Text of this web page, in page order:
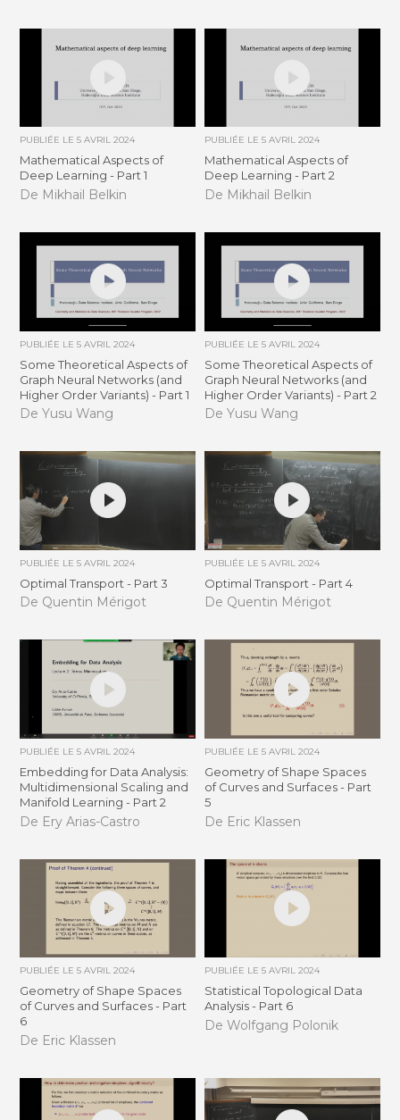
PUBLIÉE LE5 AVRIL 2024
Mathematical Aspects of
Deep Learning - Part 1
De Mikhail Belkin
PUBLIÉE LE 5 AVRIL 2024
Mathematical Aspects of
Deep Learning - Part 2
De Mikhail Belkin
PUBLIÉE LE5 AVRIL 2024
Some Theoretical Aspects of
Graph Neural Networks (and
Higher Order Variants) - Part 1
De Yusu Wang
PUBLIÉE LE 5 AVRIL 2024
Some Theoretical Aspects of
Graph Neural Networks (and
Higher Order Variants) - Part 2
De Yusu Wang
PUBLIÉE LE5 AVRIL 2024
Optimal Transport - Part 3
De Quentin Mérigot
PUBLIÉE LE 5 AVRIL 2024
Optimal Transport - Part 4
De Quentin Mérigot
PUBLIÉE LE5 AVRIL 2024
Embedding for Data Analysis:
Multidimensional Scaling and
Manifold Learning - Part 2
De Ery Arias-Castro
PUBLIÉE LE 5 AVRIL 2024
Geometry of Shape Spaces
of Curves and Surfaces - Part
5
De Eric Klassen
PUBLIÉE LE5 AVRIL 2024
Geometry of Shape Spaces
of Curves and Surfaces - Part
6
De Eric Klassen
PUBLIÉE LE 5 AVRIL 2024
Statistical Topological Data
Analysis - Part 6
De Wolfgang Polonik